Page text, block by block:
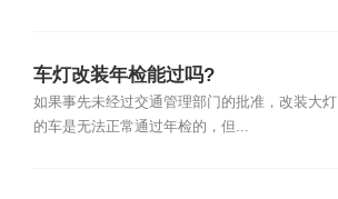
车灯改装年检能过吗?
如果事先未经过交通管理部门的批准，改装大灯
的车是无法正常通过年检的，但...